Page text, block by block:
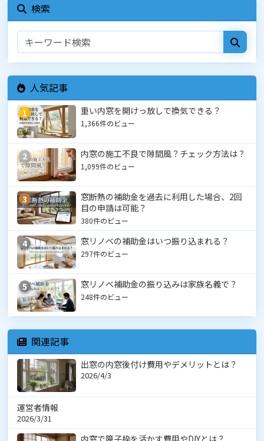
検索
人気記事
1 重い内窓を開けっ放しで換気できる？
1,366件のビュー
2 内窓の施工不良で隙間風？チェック方法は？
1,099件のビュー
3
窓断熱の補助金を過去に利用した場合、2回
目の申請は可能？
380件のビュー
4 窓リノベの補助金はいつ振り込まれる？
297件のビュー
5 窓リノベ補助金の振り込みは家族名義で？
248件のビュー
関連記事
出窓の内窓後付け費用やデメリットとは？
2026/4/3
運営者情報
2026/3/31
内窓で障子枠を活かす費用やDIYとは？